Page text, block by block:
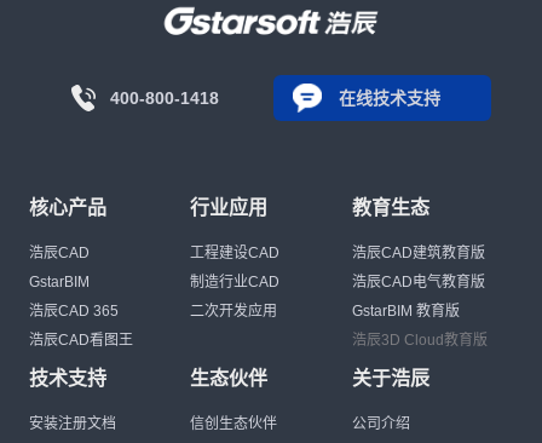
400-800-1418 在线技术支持
核心产品
浩辰CAD
GstarBIM
浩辰CAD 365
浩辰CAD看图王
行业应用
工程建设CAD
制造行业CAD
二次开发应用
教育生态
浩辰CAD建筑教育版
浩辰CAD电气教育版
GstarBIM 教育版
浩辰3D Cloud教育版
技术支持
安装注册文档
生态伙伴
信创生态伙伴
关于浩辰
公司介绍